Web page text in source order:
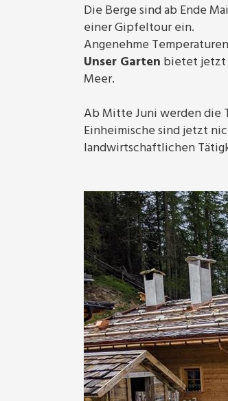
Die Berge sind ab Ende
einer Gipfeltour ein.
Angenehme
Unser Garten bietet jetzt
Meer.
Ab Mitte Juni werden die
Einheimische sind jetzt
landwirtschaftlichen